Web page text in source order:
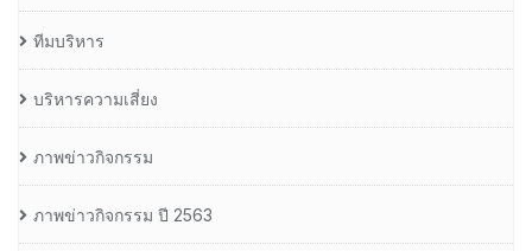
ทีมบริหาร
บริหารความเสี่ยง
ภาพข่าวกิจกรรม
ภาพข่าวกิจกรรม ปี 2563